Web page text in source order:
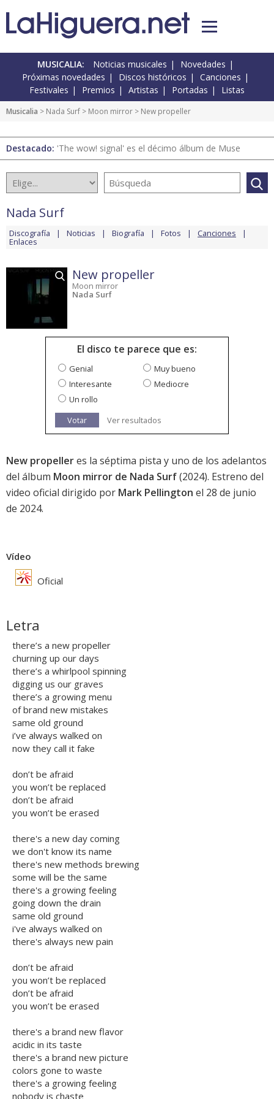
MUSICALIA: Noticias musicales
Novedades
Próximas novedades
Discos históricos
Canciones
Festivales
Premios Artistas Portadas Listas
Musicalia > Nada Surf > Moon mirror > New propeller
Destacado: 'The wow! signal' es el décimo álbum de Muse
Nada Surf
Discografía Noticias Biografía Fotos Canciones
Enlaces
New propeller
Moon mirror
Nada Surf
El disco te parece que es:
Genial
Muy bueno
Interesante
Mediocre
Un rollo
Votar
Ver resultados
New propelleres la séptima pista y uno de los adelantos
del álbum Moon mirror de Nada Surf(2024). Estreno del
video oficial dirigido por Mark Pellington el 28 de junio
de 2024.
Vídeo
Oficial
Letra
there’s a new propeller
churning up our days
there’s a whirlpool spinning
digging us our graves
there’s a growing menu
of brand new mistakes
same old ground
i’ve always walked on
now they call it fake
don’t be afraid
you won’t be replaced
don’t be afraid
you won’t be erased
there's a new day coming
we don't know its name
there's new methods brewing
some will be the same
there's a growing feeling
going down the drain
same old ground
i've always walked on
there's always new pain
don’t be afraid
you won’t be replaced
don’t be afraid
you won’t be erased
there's a brand new flavor
acidic in its taste
there's a brand new picture
colors gone to waste
there's a growing feeling
nobody is chaste